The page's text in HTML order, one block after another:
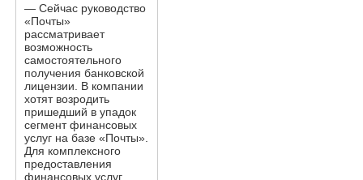
— Сейчас руководство
«Почты»
рассматривает
возможность
самостоятельного
получения банковской
лицензии. В компании
хотят возродить
пришедший в упадок
сегмент финансовых
услуг на базе «Почты».
Для комплексного
предоставления
финансовых услуг